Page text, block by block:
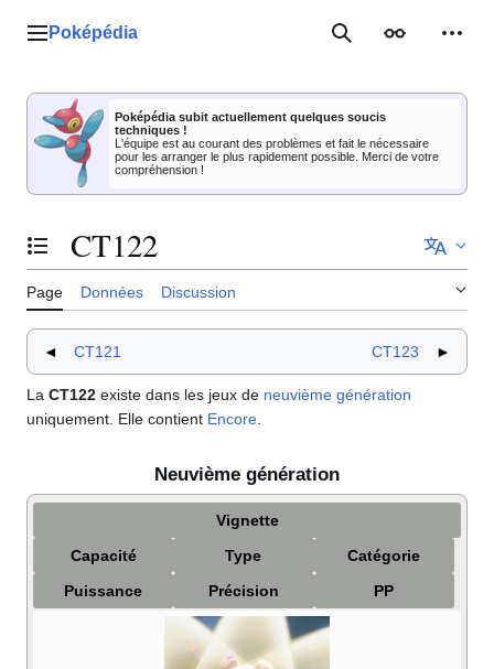
Menu principal
Poképédia RechercherApparence
Poképédia subit actuellement quelques soucis
techniques !
L'équipe est au courant des problèmes et fait le nécessaire
pour les arranger le plus rapidement possible. Merci de votre
compréhension !
Basculer la table des matières
CT122
Page Données Discussion
◄ CT121 CT123 ►
La CT122 existe dans les jeux de neuvième génération
uniquement. Elle contient Encore
Neuvième génération
Vignette
Capacité
Type
Catégorie
Puissance
Précision PP